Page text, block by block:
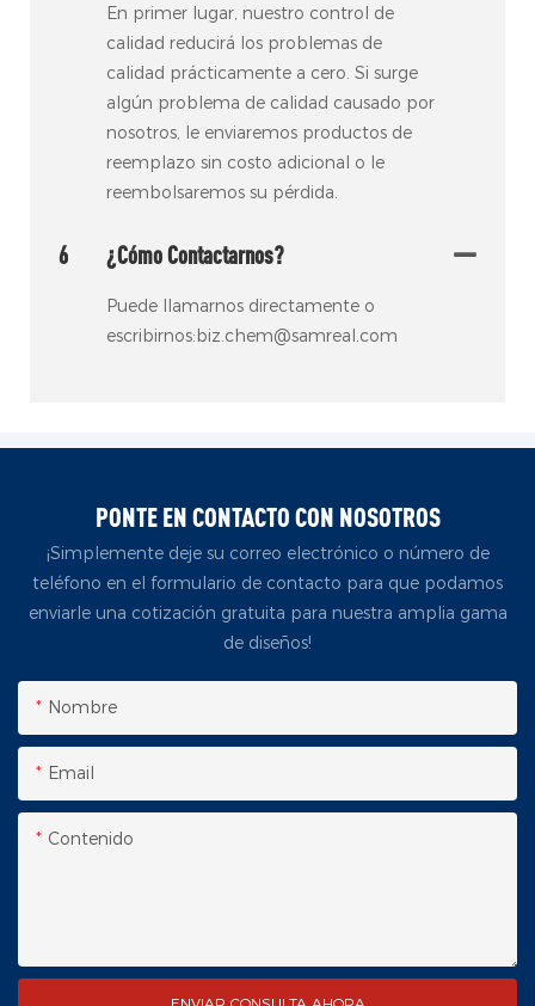
En primer lugar, nuestro control de
calidad reducirá los problemas de
calidad prácticamente a cero. Si surge
algún problema de calidad causado por
nosotros, le enviaremos productos de
reemplazo sin costo adicional o le
reembolsaremos su pérdida.
6 ¿Cómo Contactarnos?
Puede llamarnos directamente o
escribirnos:biz.chem@samreal.com
PONTE EN CONTACTO CON NOSOTROS
¡Simplemente deje su correo electrónico o número de
teléfono en el formulario de contacto para que podamos
enviarle una cotización gratuita para nuestra amplia gama
de diseños!
Nombre
Email
Contenido